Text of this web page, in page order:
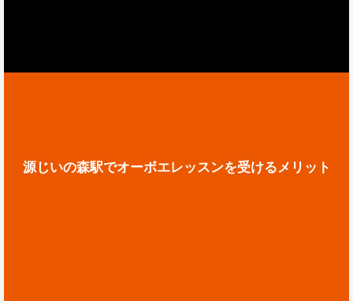
源じいの森駅でオーボエレッスンを受けるメリット